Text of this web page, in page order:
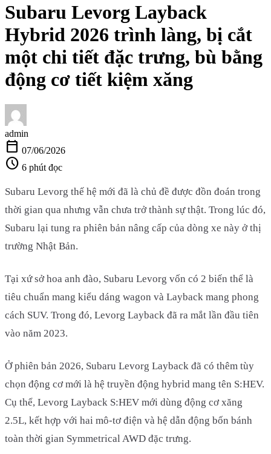
Subaru Levorg Layback
Hybrid 2026 trình làng, bị cắt
một chi tiết đặc trưng, bù bằng
động cơ tiết kiệm xăng
admin
calendar_today 07/06/2026
schedule 6 phút đọc
Subaru Levorg thế hệ mới đã là chủ đề được đồn đoán trong
thời gian qua nhưng vẫn chưa trở thành sự thật. Trong lúc đó,
Subaru lại tung ra phiên bản nâng cấp của dòng xe này ở thị
trường Nhật Bản.
Tại xứ sở hoa anh đào, Subaru Levorg vốn có 2 biến thể là
tiêu chuẩn mang kiểu dáng wagon và Layback mang phong
cách SUV. Trong đó, Levorg Layback đã ra mắt lần đầu tiên
vào năm 2023.
Ở phiên bản 2026, Subaru Levorg Layback đã có thêm tùy
chọn động cơ mới là hệ truyền động hybrid mang tên S:HEV.
Cụ thể, Levorg Layback S:HEV mới dùng động cơ xăng
2.5L, kết hợp với hai mô-tơ điện và hệ dẫn động bốn bánh
toàn thời gian Symmetrical AWD đặc trưng.